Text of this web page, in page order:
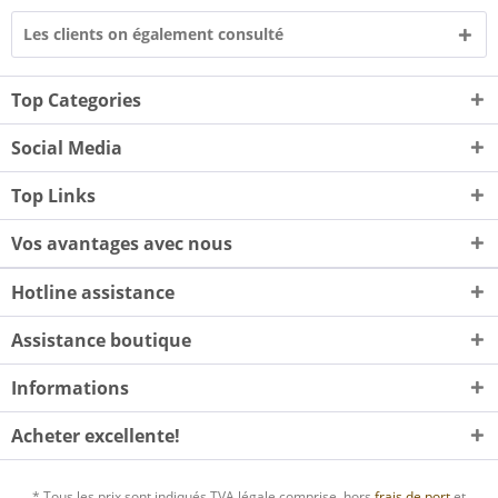
Les clients on également consulté
Top Categories
Social Media
Top Links
Vos avantages avec nous
Hotline assistance
Assistance boutique
Informations
Acheter excellente!